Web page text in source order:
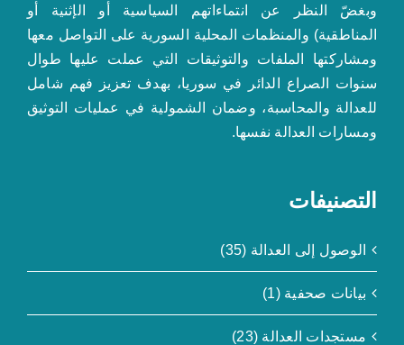
وبغضّ النظر عن انتماءاتهم السياسية أو الإثنية أو
المناطقية) والمنظمات المحلية السورية على التواصل معها
ومشاركتها الملفات والتوثيقات التي عملت عليها طوال
سنوات الصراع الدائر في سوريا، بهدف تعزيز فهم شامل
للعدالة والمحاسبة، وضمان الشمولية في عمليات التوثيق
ومسارات العدالة نفسها.
التصنيفات
الوصول إلى العدالة (35)
بيانات صحفية (1)
مستجدات العدالة (23)